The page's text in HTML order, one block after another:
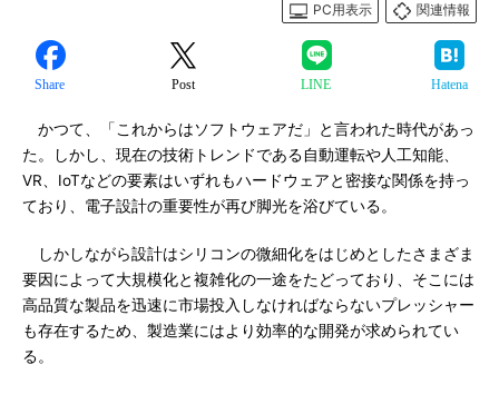
PC用表示
関連情報
Share Post LINE Hatena
かつて、「これからはソフトウェアだ」と言われた時代があっ
た。しかし、現在の技術トレンドである自動運転や人工知能、
VR、IoTなどの要素はいずれもハードウェアと密接な関係を持っ
ており、電子設計の重要性が再び脚光を浴びている。
しかしながら設計はシリコンの微細化をはじめとしたさまざま
要因によって大規模化と複雑化の一途をたどっており、そこには
高品質な製品を迅速に市場投入しなければならないプレッシャー
も存在するため、製造業にはより効率的な開発が求められてい
る。